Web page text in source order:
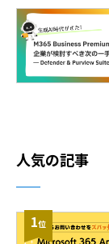
人気の記事
1位